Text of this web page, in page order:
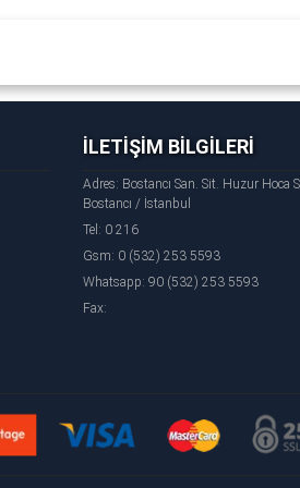
CC Yeni Yan Sanayi Parça -
İLETİŞİM BİLGİLERİ
Adres: Bostancı San. Sit. Huzur Hoca
Bostancı / İstanbul
Tel: 0 216
Gsm: 0 (532) 253 5593
Whatsapp: 90 (532) 253 5593
Fax: